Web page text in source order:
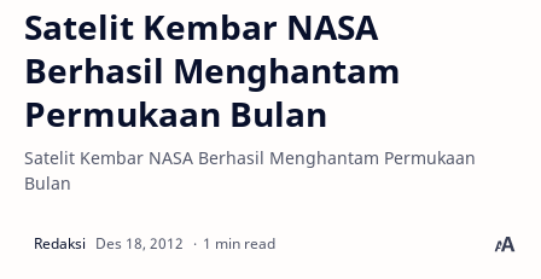
Satelit Kembar NASA
Berhasil Menghantam
Permukaan Bulan
Satelit Kembar NASA Berhasil Menghantam Permukaan
Bulan
1 min read